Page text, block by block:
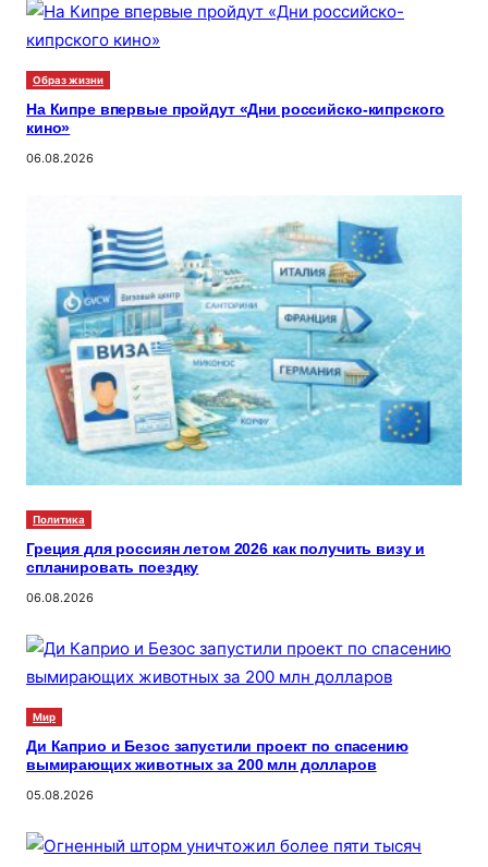
Образ жизни
На Кипре впервые пройдут «Дни российско-кипрского
кино»
06.08.2026
Политика
Греция для россиян летом 2026 как получить визу и
спланировать поездку
06.08.2026
Мир
Ди Каприо и Безос запустили проект по спасению
вымирающих животных за 200 млн долларов
05.08.2026